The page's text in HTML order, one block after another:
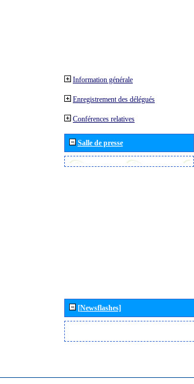
Information générale
Enregistrement des délégués
Conférences relatives
Salle de presse
[Newsflashes]